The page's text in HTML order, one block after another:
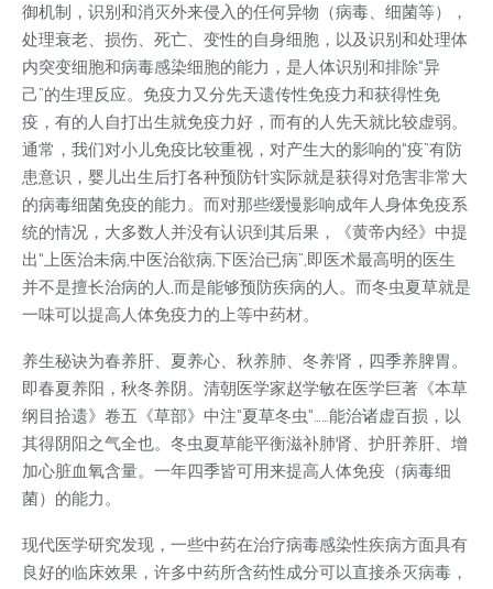
御机制，识别和消灭外来侵入的任何异物（病毒、细菌等），
处理衰老、损伤、死亡、变性的自身细胞，以及识别和处理体
内突变细胞和病毒感染细胞的能力，是人体识别和排除“异
己”的生理反应。免疫力又分先天遗传性免疫力和获得性免
疫，有的人自打出生就免疫力好，而有的人先天就比较虚弱。
通常，我们对小儿免疫比较重视，对产生大的影响的“疫”有防
患意识，婴儿出生后打各种预防针实际就是获得对危害非常大
的病毒细菌免疫的能力。而对那些缓慢影响成年人身体免疫系
统的情况，大多数人并没有认识到其后果，《黄帝内经》中提
出“上医治未病,中医治欲病,下医治已病”,即医术最高明的医生
并不是擅长治病的人,而是能够预防疾病的人。而冬虫夏草就是
一味可以提高人体免疫力的上等中药材。
养生秘诀为春养肝、夏养心、秋养肺、冬养肾，四季养脾胃。
即春夏养阳，秋冬养阴。清朝医学家赵学敏在医学巨著《本草
纲目拾遗》卷五《草部》中注“夏草冬虫“……能治诸虚百损，以
其得阴阳之气全也。冬虫夏草能平衡滋补肺肾、护肝养肝、增
加心脏血氧含量。一年四季皆可用来提高人体免疫（病毒细
菌）的能力。
现代医学研究发现，一些中药在治疗病毒感染性疾病方面具有
良好的临床效果，许多中药所含药性成分可以直接杀灭病毒，